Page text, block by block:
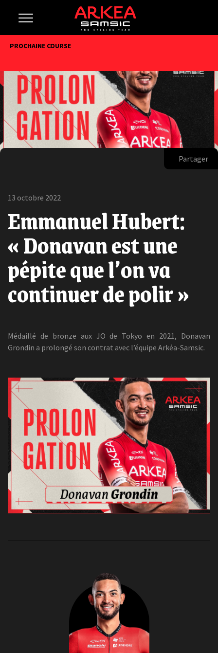
PROCHAINE COURSE
Partager
13 octobre 2022
Emmanuel Hubert:
« Donavan est une
pépite que l’on va
continuer de polir »
Médaillé de bronze aux JO de Tokyo en 2021, Donavan
Grondin a prolongé son contrat avec l’équipe Arkéa-Samsic.